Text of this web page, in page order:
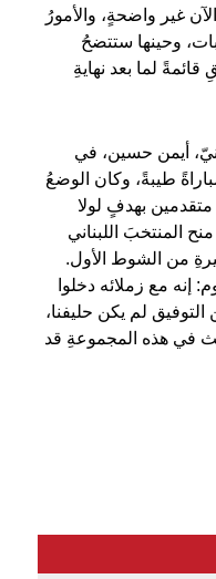
غير واضحةٍ، والأمورُ
وحينها ستتضحُ
لما بعد نهايةِ
أيمن حسين، في
طيبةً، وكان الوضعُ
متقدمين بهدفٍ لولا
المنتخبَ اللبناني
من الشوط الأول.
مع زملائه دخلوا
لم يكن حليفنا،
في هذه المجموعةِ قد